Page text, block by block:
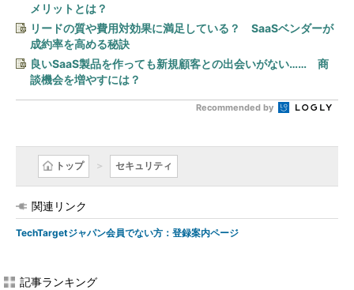
メリットとは？
リードの質や費用対効果に満足している？ SaaSベンダーが
成約率を高める秘訣
良いSaaS製品を作っても新規顧客との出会いがない…… 商
談機会を増やすには？
Recommended by
トップ セキュリティ
関連リンク
TechTargetジャパン会員でない方：登録案内ページ
記事ランキング